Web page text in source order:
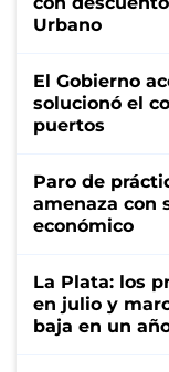
Urbano
El Gobierno
solucionó el
puertos
Paro de
amenaza con
económico
La Plata: los
en julio y
baja en un